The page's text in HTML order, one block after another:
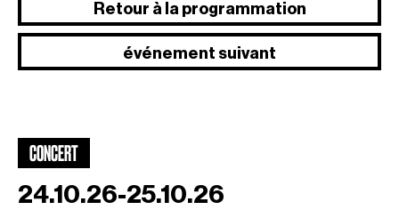
Retour à la programmation
événement suivant
CONCERT
24.10.26-25.10.26